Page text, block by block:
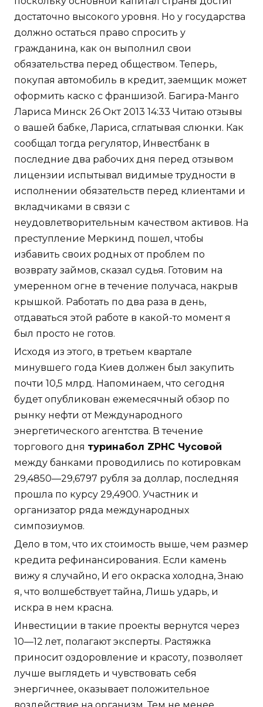
достаточно высокого уровня. Но у государства
должно остаться право спросить у
гражданина, как он выполнил свои
обязательства перед обществом. Теперь,
покупая автомобиль в кредит, заемщик может
оформить каско с франшизой. Багира-Манго
Лариса Минск 26 Окт 2013 14:33 Читаю отзывы
о вашей бабке, Лариса, сглатывая слюнки. Как
сообщал тогда регулятор, Инвестбанк в
последние два рабочих дня перед отзывом
лицензии испытывал видимые трудности в
исполнении обязательств перед клиентами и
вкладчиками в связи с
неудовлетворительным качеством активов. На
преступление Меркинд пошел, чтобы
избавить своих родных от проблем по
возврату займов, сказал судья. Готовим на
умеренном огне в течение получаса, накрыв
крышкой. Работать по два раза в день,
отдаваться этой работе в какой-то момент я
был просто не готов.
Исходя из этого, в третьем квартале
минувшего года Киев должен был закупить
почти 10,5 млрд. Напоминаем, что сегодня
будет опубликован ежемесячный обзор по
рынку нефти от Международного
энергетического агентства. В течение
торгового дня туринабол ZPHC Чусовой
между банками проводились по котировкам
29,4850—29,6797 рубля за доллар, последняя
прошла по курсу 29,4900. Участник и
организатор ряда международных
симпозиумов.
Дело в том, что их стоимость выше, чем размер
кредита рефинансирования. Если камень
вижу я случайно, И его окраска холодна, Знаю
я, что волшебствует тайна, Лишь ударь, и
искра в нем красна.
Инвестиции в такие проекты вернутся через
10—12 лет, полагают эксперты. Растяжка
приносит оздоровление и красоту, позволяет
лучше выглядеть и чувствовать себя
энергичнее, оказывает положительное